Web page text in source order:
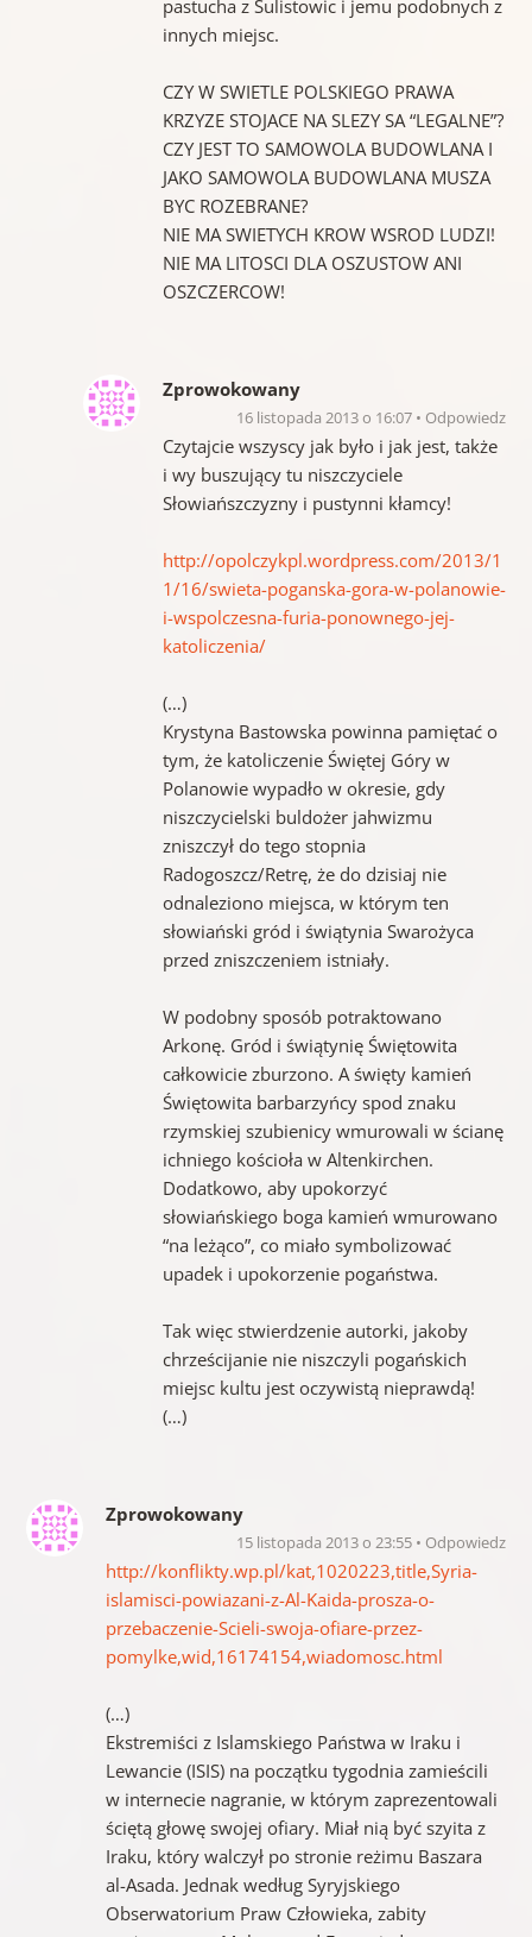
pastucha z Sulistowic i jemu podobnych z
innych miejsc.
CZY W SWIETLE POLSKIEGO PRAWA
KRZYZE STOJACE NA SLEZY SA “LEGALNE”?
CZY JEST TO SAMOWOLA BUDOWLANA I
JAKO SAMOWOLA BUDOWLANA MUSZA
BYC ROZEBRANE?
NIE MA SWIETYCH KROW WSROD LUDZI!
NIE MA LITOSCI DLA OSZUSTOW ANI
OSZCZERCOW!
Zprowokowany
16 listopada 2013 o 16:07 Odpowiedz
Czytajcie wszyscy jak było i jak jest, także
i wy buszujący tu niszczyciele
Słowiańszczyzny i pustynni kłamcy!
http://opolczykpl.wordpress.com/2013/1
1/16/swieta-poganska-gora-w-polanowie-
i-wspolczesna-furia-ponownego-jej-
katoliczenia/
(…)
Krystyna Bastowska powinna pamiętać o
tym, że katoliczenie Świętej Góry w
Polanowie wypadło w okresie, gdy
niszczycielski buldożer jahwizmu
zniszczył do tego stopnia
Radogoszcz/Retrę, że do dzisiaj nie
odnaleziono miejsca, w którym ten
słowiański gród i świątynia Swarożyca
przed zniszczeniem istniały.
W podobny sposób potraktowano
Arkonę. Gród i świątynię Świętowita
całkowicie zburzono. A święty kamień
Świętowita barbarzyńcy spod znaku
rzymskiej szubienicy wmurowali w ścianę
ichniego kościoła w Altenkirchen.
Dodatkowo, aby upokorzyć
słowiańskiego boga kamień wmurowano
“na leżąco”, co miało symbolizować
upadek i upokorzenie pogaństwa.
Tak więc stwierdzenie autorki, jakoby
chrześcijanie nie niszczyli pogańskich
miejsc kultu jest oczywistą nieprawdą!
(…)
Zprowokowany
15 listopada 2013 o 23:55 Odpowiedz
http://konflikty.wp.pl/kat,1020223,title,Syria-
islamisci-powiazani-z-Al-Kaida-prosza-o-
przebaczenie-Scieli-swoja-ofiare-przez-
pomylke,wid,16174154,wiadomosc.html
(…)
Ekstremiści z Islamskiego Państwa w Iraku i
Lewancie (ISIS) na początku tygodnia zamieścili
w internecie nagranie, w którym zaprezentowali
ściętą głowę swojej ofiary. Miał nią być szyita z
Iraku, który walczył po stronie reżimu Baszara
al-Asada. Jednak według Syryjskiego
Obserwatorium Praw Człowieka, zabity